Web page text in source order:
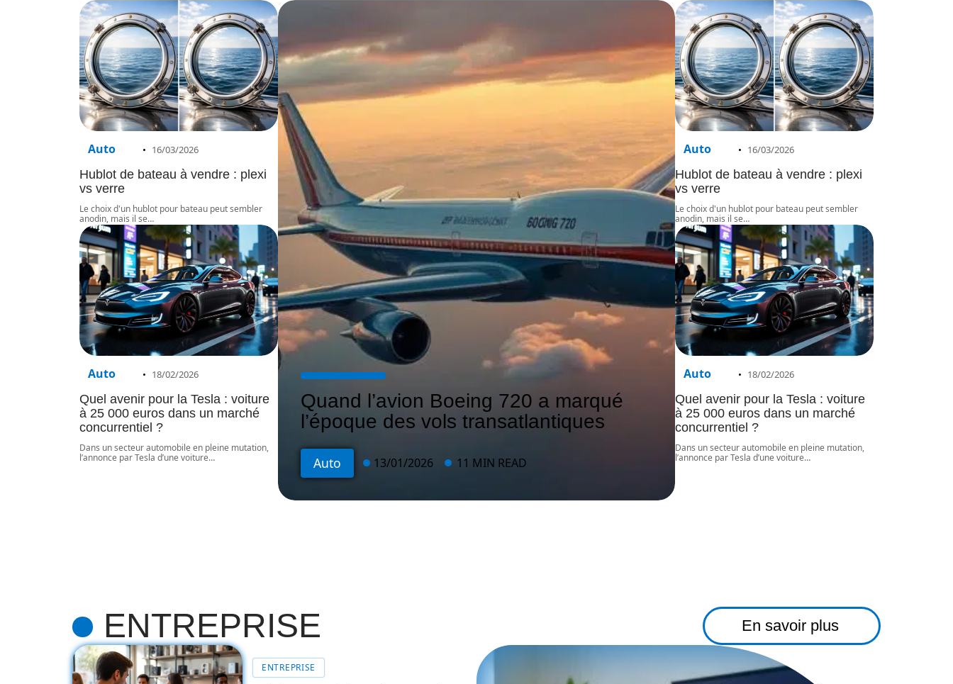
Auto 16/03/2026
Hublot de bateau à vendre : plexi
vs verre
Le choix d'un hublot pour bateau peut sembler
anodin, mais il se…
Auto 18/02/2026
Quel avenir pour la Tesla : voiture
à 25 000 euros dans un marché
concurrentiel ?
Dans un secteur automobile en pleine mutation,
l’annonce par Tesla d’une voiture…
Quand l’avion Boeing 720 a marqué
l’époque des vols transatlantiques
Auto 13/01/2026 11 MIN READ
Auto 16/03/2026
Hublot de bateau à vendre : plexi
vs verre
Le choix d'un hublot pour bateau peut sembler
anodin, mais il se…
Auto 18/02/2026
Quel avenir pour la Tesla : voiture
à 25 000 euros dans un marché
concurrentiel ?
Dans un secteur automobile en pleine mutation,
l’annonce par Tesla d’une voiture…
ENTREPRISE En savoir plus
ENTREPRISE